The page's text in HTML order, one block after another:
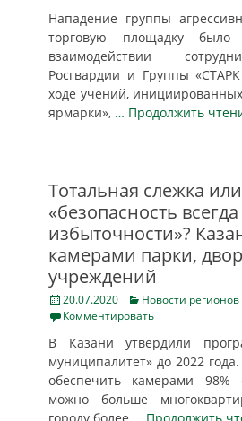
Нападение группы
торговую площадку было
взаимодействии
Росгвардии и Группы
ходе учений,
ярмарки», … Продолжить
Тотальная слежка или
«безопасность
избыточности»?
камерами парки,
учреждений
Posted
on
20.07.2020 Categories
Новости регионов
Комментировать
В Казани утвердили
муниципалитет» до 2022
обеспечить камерами 98%
можно больше
городу более
… Продолжить